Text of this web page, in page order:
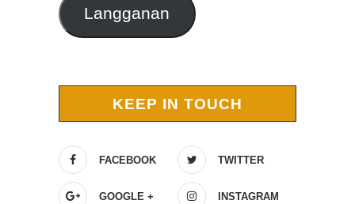
Langganan
KEEP IN TOUCH
FACEBOOK TWITTER
GOOGLE + INSTAGRAM